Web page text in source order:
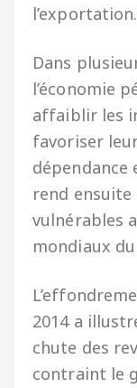
l’exportation.
Dans
l’économie
affaiblir les
favoriser
dépendance
rend
vulnérables
mondiaux
2014 a
chute des
contraint le